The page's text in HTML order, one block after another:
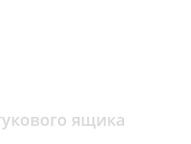
ящика